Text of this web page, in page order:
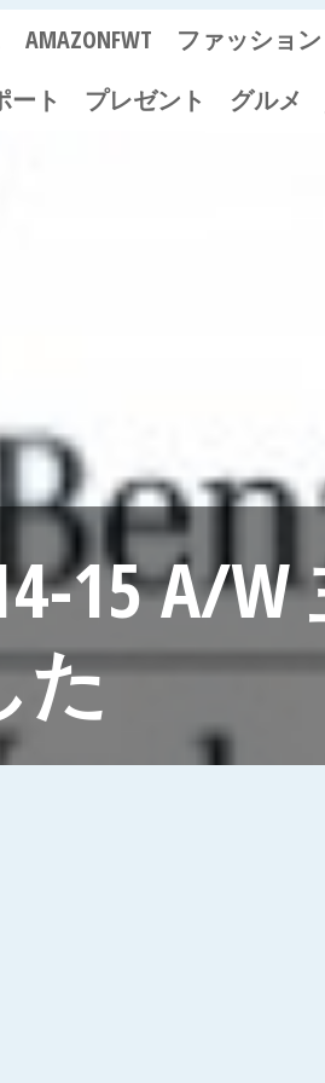
AMAZONFWT ファッション
ート
プレゼント グルメ
15 A/W
た